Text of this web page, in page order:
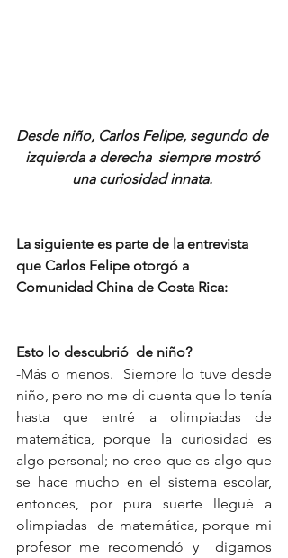
Desde niño, Carlos Felipe, segundo de
izquierda a derecha  siempre mostró
una curiosidad innata.
La siguiente es parte de la entrevista
que Carlos Felipe otorgó a
Comunidad China de Costa Rica:
Esto lo descubrió  de niño?
-Más o menos.  Siempre lo tuve desde
niño, pero no me di cuenta que lo tenía
hasta que entré a olimpiadas de
matemática, porque la curiosidad es
algo personal; no creo que es algo que
se hace mucho en el sistema escolar,
entonces, por pura suerte llegué a
olimpiadas  de matemática, porque mi
profesor me recomendó y  digamos